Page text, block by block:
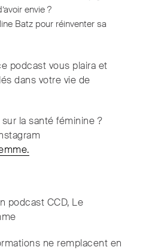
envie ?
Batz pour réinventer sa
podcast vous plaira et
dans votre vie de
sur la santé féminine ?
podcast CCD, Le
ne remplacent en